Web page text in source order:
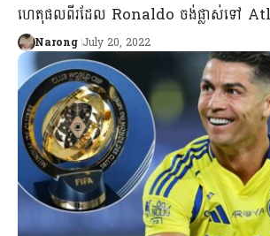
ហេតុផលពីរដែល Ronaldo ចង់ផ្លាស់ទៅ
Narong July 20, 2022